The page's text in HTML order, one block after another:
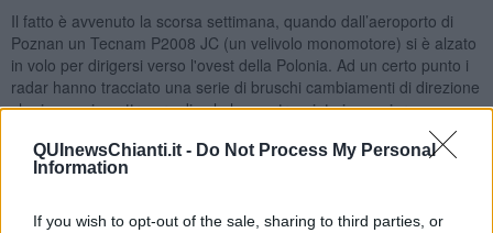
QUInewsChianti.it - Do Not Process My Personal
Information
If you wish to opt-out of the sale, sharing to third parties, or
Il fatto è avvenuto la scorsa settimana, quando dall’aeroporto di
Poznan un Tecnam P2008 JC (un velivolo monomotore) si è alzato
in volo per dirigersi verso l'ovest della Polonia. Ad un certo punto i
radar hanno tracciato una serie di bruschi cambiamenti di direzione
che in quasi quattro ore di volo hanno tracciato in maniera
sorprendente la scritta sui monitor dei controllori di volo e degli
appassionati collegati al famoso sito di tracciamento delle rotte. Il
tutto percorrendo circa 40 miglia, per poi atterrare di nuovo a